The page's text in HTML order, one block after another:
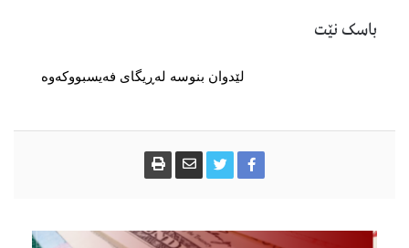
باسک نێت
لێدوان بنوسە لەڕیگای فەیسبووکەوە